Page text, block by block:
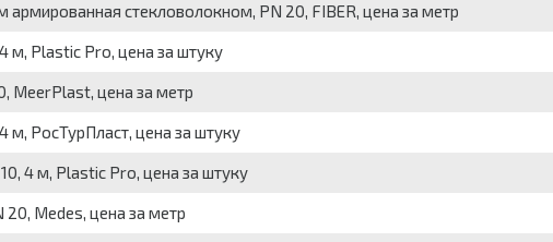
стекловолокном, PN 20, FIBER, цена за метр
м, Plastic Pro, цена за штуку
MeerPlast, цена за метр
м, РосТурПласт, цена за штуку
4 м, Plastic Pro, цена за штуку
Medes, цена за метр